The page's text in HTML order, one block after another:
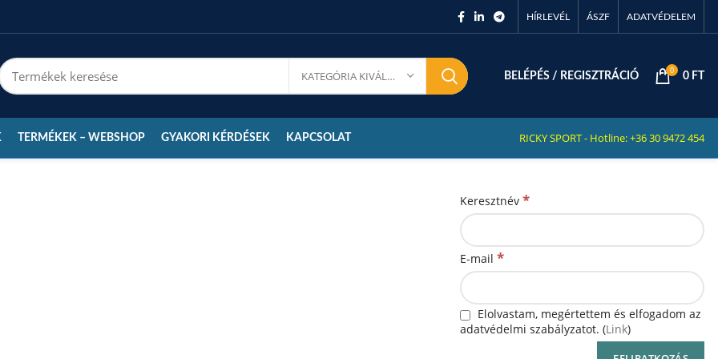
HÍRLEVÉL ÁSZF ADATVÉDELEM
KATEGÓRIA KIVÁLASZTÁSA BELÉPÉS / REGISZTRÁCIÓ
0
0 FT
TERMÉKEK – WEBSHOP GYAKORI KÉRDÉSEK KAPCSOLAT RICKY SPORT - Hotline: +36 30 9472 454
Keresztnév *
E-mail *
Elolvastam, megértettem és elfogadom az
adatvédelmi szabályzatot. (Link)